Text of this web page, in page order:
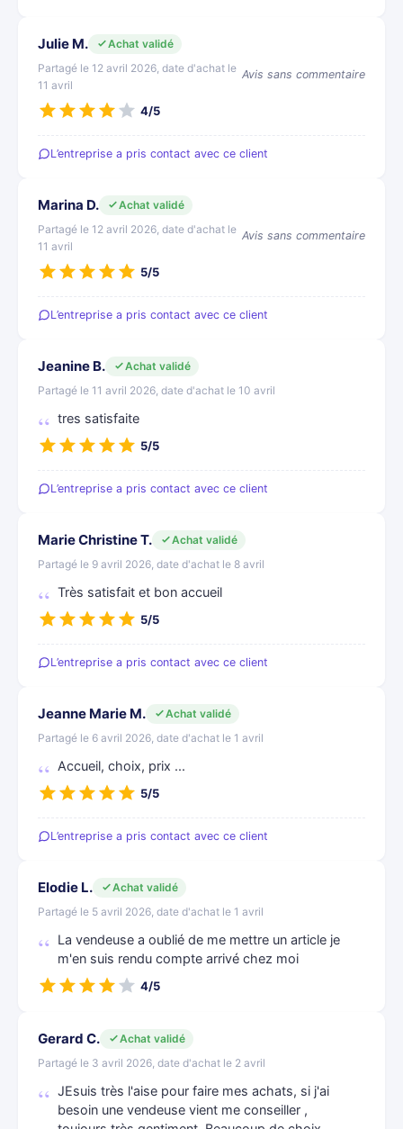
Julie M.
Achat validé
Partagé le 12 avril 2026, date d'achat le
11 avril
Avis sans commentaire
4/5
L’entreprise a pris contact avec ce client
Marina D.
Achat validé
Partagé le 12 avril 2026, date d'achat le
11 avril
Avis sans commentaire
5/5
L’entreprise a pris contact avec ce client
Jeanine B.
Achat validé
Partagé le 11 avril 2026, date d'achat le 10 avril
tres satisfaite
5/5
L’entreprise a pris contact avec ce client
Marie Christine T.
Achat validé
Partagé le 9 avril 2026, date d'achat le 8 avril
Très satisfait et bon accueil
5/5
L’entreprise a pris contact avec ce client
Jeanne Marie M.
Achat validé
Partagé le 6 avril 2026, date d'achat le 1 avril
Accueil, choix, prix ...
5/5
L’entreprise a pris contact avec ce client
Elodie L.
Achat validé
Partagé le 5 avril 2026, date d'achat le 1 avril
La vendeuse a oublié de me mettre un article je
m'en suis rendu compte arrivé chez moi
4/5
Gerard C.
Achat validé
Partagé le 3 avril 2026, date d'achat le 2 avril
JEsuis très l'aise pour faire mes achats, si j'ai
besoin une vendeuse vient me conseiller ,